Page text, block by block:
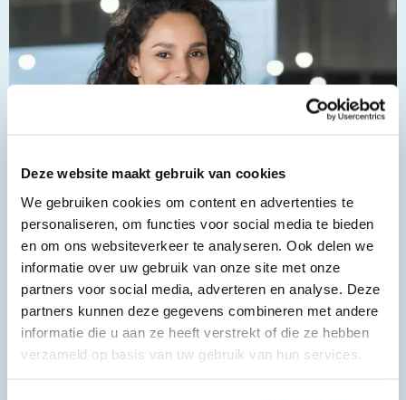
Deze website maakt gebruik van cookies
We gebruiken cookies om content en advertenties te
personaliseren, om functies voor social media te bieden
en om ons websiteverkeer te analyseren. Ook delen we
informatie over uw gebruik van onze site met onze
partners voor social media, adverteren en analyse. Deze
partners kunnen deze gegevens combineren met andere
informatie die u aan ze heeft verstrekt of die ze hebben
verzameld op basis van uw gebruik van hun services.